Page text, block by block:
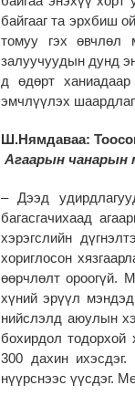
байгааг та эрхбиш
томуу гэх өвчлөл
залуучуудын дунд
д өдөрт
эмчлүүлэх
Ш.Нямдаваа:
Агаарын чанарын
– Дээд
багасгачихаад
хэрэгслийн
хориглосон
өөрчлөлт ороогүй.
хүний эрүүл
нийслэлд аюулын
бохирдол тодорхой
300 дахин ихэсдэг.
нүүрснээс үүсдэг.